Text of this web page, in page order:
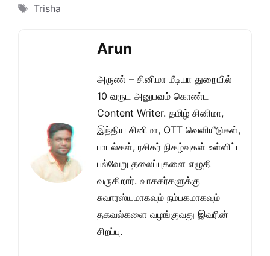
Tags
Trisha
Arun
அருண் – சினிமா மீடியா துறையில்
10 வருட அனுபவம் கொண்ட
Content Writer. தமிழ் சினிமா,
இந்திய சினிமா, OTT வெளியீடுகள்,
பாடல்கள், ரசிகர் நிகழ்வுகள் உள்ளிட்ட
பல்வேறு தலைப்புகளை எழுதி
வருகிறார். வாசகர்களுக்கு
சுவாரஸ்யமாகவும் நம்பகமாகவும்
தகவல்களை வழங்குவது இவரின்
சிறப்பு.